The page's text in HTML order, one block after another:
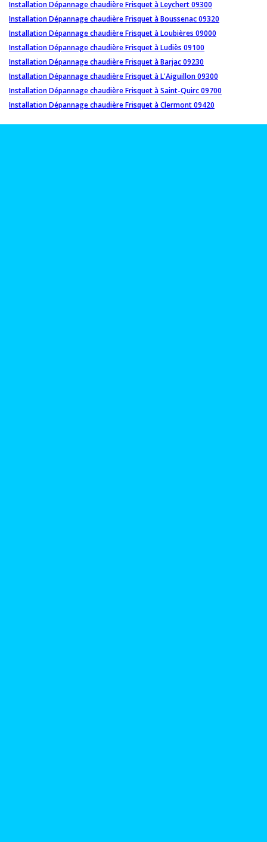
Installation Dépannage chaudière Frisquet à Leychert 09300
Installation Dépannage chaudière Frisquet à Boussenac 09320
Installation Dépannage chaudière Frisquet à Loubières 09000
Installation Dépannage chaudière Frisquet à Ludiès 09100
Installation Dépannage chaudière Frisquet à Barjac 09230
Installation Dépannage chaudière Frisquet à L'Aiguillon 09300
Installation Dépannage chaudière Frisquet à Saint-Quirc 09700
Installation Dépannage chaudière Frisquet à Clermont 09420